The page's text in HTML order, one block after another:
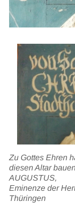
Zu Gottes Ehren
diesen Altar
AUGUSTUS,
Eminenze der
Thüringen